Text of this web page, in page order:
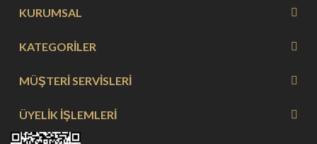
KURUMSAL
KATEGORİLER
MÜŞTERİ SERVİSLERİ
ÜYELİK İŞLEMLERİ